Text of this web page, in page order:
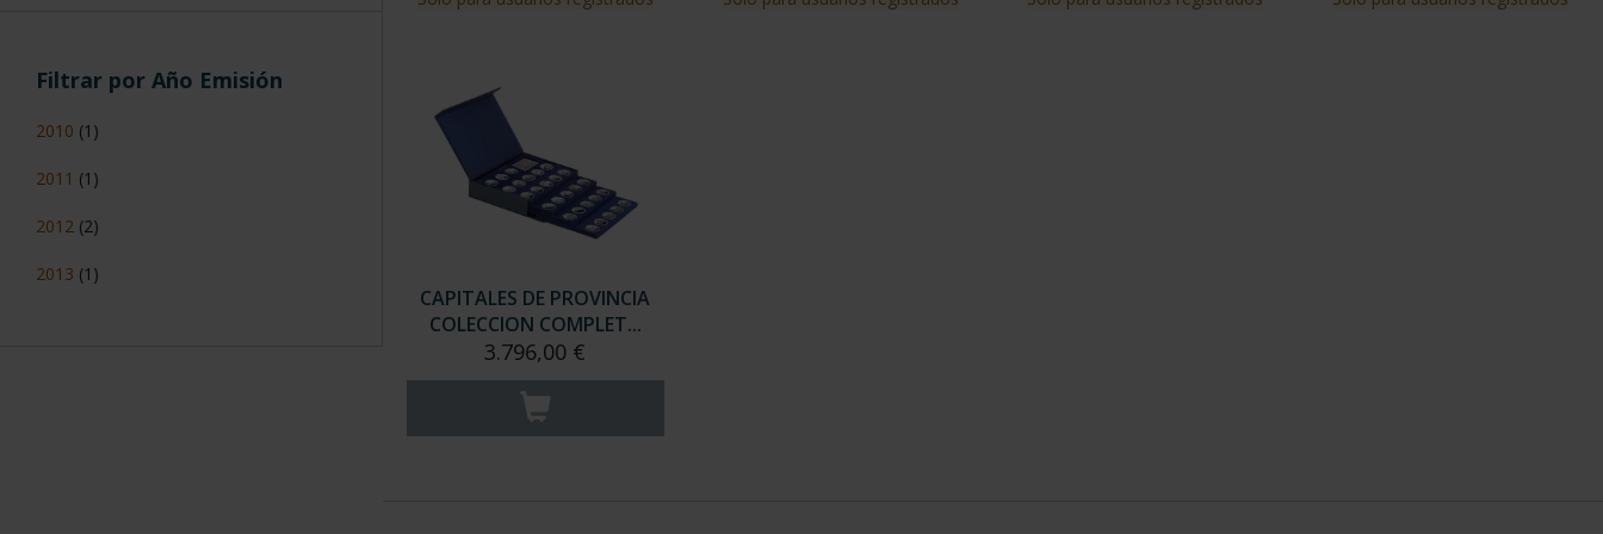
Filtrar por Año Emisión
2010 (1)
2011 (1)
2012 (2)
2013 (1)
CAPITALES DE PROVINCIA
COLECCION COMPLET...
3.796,00 €